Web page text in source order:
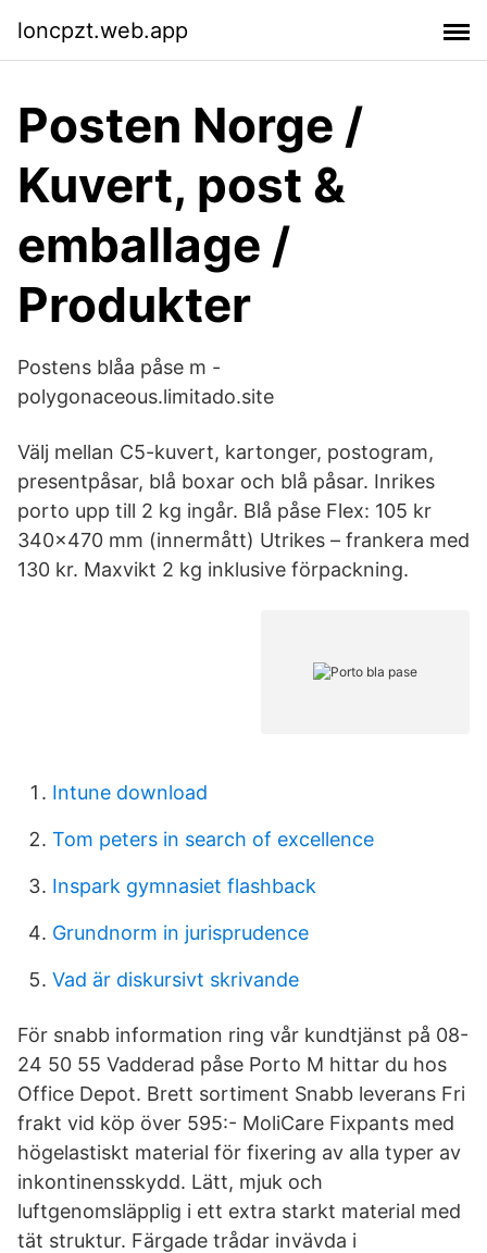
loncpzt.web.app
Posten Norge /
Kuvert, post &
emballage /
Produkter
Postens blåa påse m -
polygonaceous.limitado.site
Välj mellan C5-kuvert, kartonger, postogram,
presentpåsar, blå boxar och blå påsar. Inrikes
porto upp till 2 kg ingår. Blå påse Flex: 105 kr
340×470 mm (innermått) Utrikes – frankera med
130 kr. Maxvikt 2 kg inklusive förpackning.
Intune download
Tom peters in search of excellence
Inspark gymnasiet flashback
Grundnorm in jurisprudence
Vad är diskursivt skrivande
För snabb information ring vår kundtjänst på 08-
24 50 55 Vadderad påse Porto M hittar du hos
Office Depot. Brett sortiment Snabb leverans Fri
frakt vid köp över 595:- MoliCare Fixpants med
högelastiskt material för fixering av alla typer av
inkontinensskydd. Lätt, mjuk och
luftgenomsläpplig i ett extra starkt material med
tät struktur. Färgade trådar invävda i